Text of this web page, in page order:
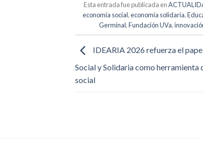
Esta entrada fue publicada en
economía social,economía solidaria,
Germinal,Fundación UVa,
IDEARIA 2026 refuerza el
Social y Solidaria como
social